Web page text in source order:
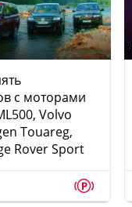
с моторами
Volvo
Touareg,
Rover Sport
p